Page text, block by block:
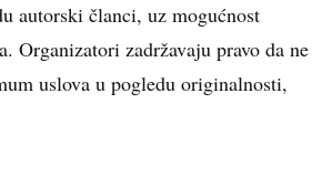
autorski članci, uz mogućnost
Organizatori zadržavaju pravo da ne
uslova u pogledu originalnosti,